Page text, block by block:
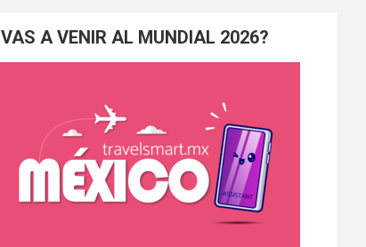
VAS A VENIR AL MUNDIAL 2026?